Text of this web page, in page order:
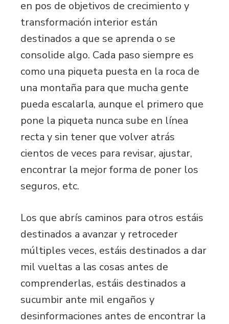
en pos de objetivos de crecimiento y
transformación interior están
destinados a que se aprenda o se
consolide algo. Cada paso siempre es
como una piqueta puesta en la roca de
una montaña para que mucha gente
pueda escalarla, aunque el primero que
pone la piqueta nunca sube en línea
recta y sin tener que volver atrás
cientos de veces para revisar, ajustar,
encontrar la mejor forma de poner los
seguros, etc.
Los que abrís caminos para otros estáis
destinados a avanzar y retroceder
múltiples veces, estáis destinados a dar
mil vueltas a las cosas antes de
comprenderlas, estáis destinados a
sucumbir ante mil engaños y
desinformaciones antes de encontrar la